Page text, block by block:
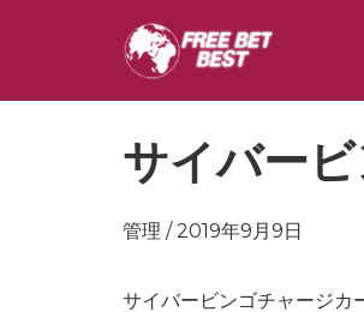
サイバー
管理 / 2019年9月9日
サイバービンゴチャージカ